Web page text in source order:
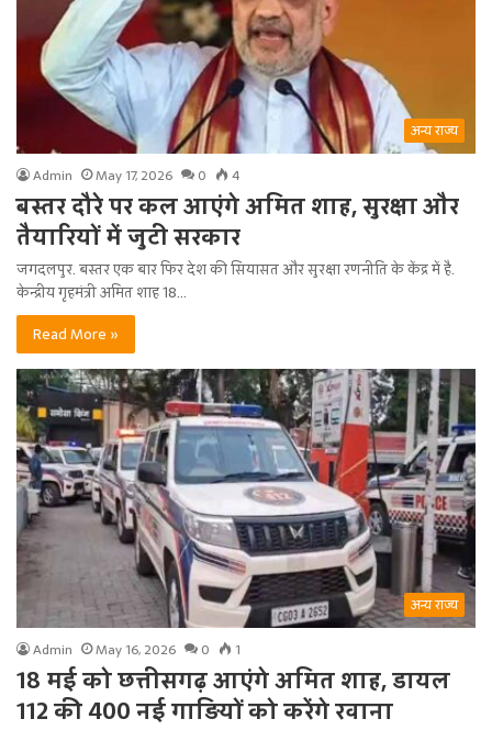
अन्य राज्य
Admin May 17, 2026 0 4
बस्तर दौरे पर कल आएंगे अमित शाह, सुरक्षा और
तैयारियों में जुटी सरकार
जगदलपुर. बस्तर एक बार फिर देश की सियासत और सुरक्षा रणनीति के केंद्र में है.
केन्द्रीय गृहमंत्री अमित शाह 18…
Read More »
अन्य राज्य
Admin May 16, 2026 0 1
18 मई को छत्तीसगढ़ आएंगे अमित शाह, डायल
112 की 400 नई गाड़ियों को करेंगे रवाना